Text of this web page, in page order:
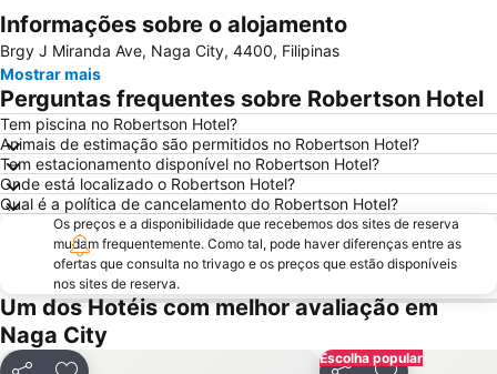
Ampliar mapa
Informações sobre o alojamento
Brgy J Miranda Ave, Naga City, 4400, Filipinas
Mostrar mais
Perguntas frequentes sobre Robertson Hotel
Tem piscina no Robertson Hotel?
Animais de estimação são permitidos no Robertson Hotel?
Tem estacionamento disponível no Robertson Hotel?
Onde está localizado o Robertson Hotel?
Qual é a política de cancelamento do Robertson Hotel?
Os preços e a disponibilidade que recebemos dos sites de reserva
mudam frequentemente. Como tal, pode haver diferenças entre as
ofertas que consulta no trivago e os preços que estão disponíveis
nos sites de reserva.
Um dos Hotéis com melhor avaliação em
Naga City
Escolha popular